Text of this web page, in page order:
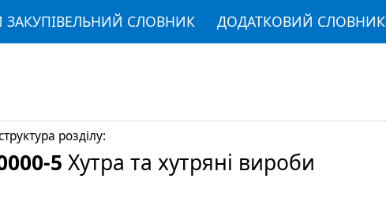
СЛОВНИК ДОДАТКОВИЙ СЛОВНИК
розділу:
5 Хутра та хутряні вироби